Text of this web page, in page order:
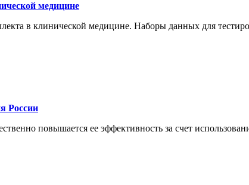
медицине
в клинической медицине. Наборы данных для
России
повышается ее эффективность за счет